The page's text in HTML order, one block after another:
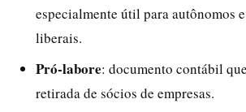
especialmente útil para autônomos
liberais.
Pró-labore: documento contábil
retirada de sócios de empresas.